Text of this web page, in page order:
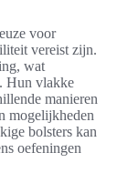
voor
vereist zijn.
wat
Hun vlakke
manieren
mogelijkheden
bolsters kan
oefeningen